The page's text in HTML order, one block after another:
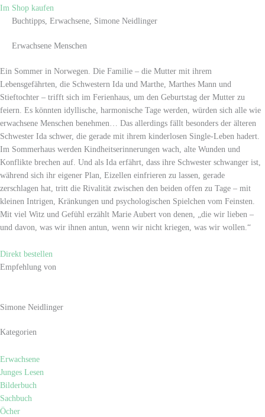
Im Shop kaufen
Buchtipps, Erwachsene, Simone Neidlinger
Erwachsene Menschen
Ein Sommer in Norwegen. Die Familie – die Mutter mit ihrem
Lebensgefährten, die Schwestern Ida und Marthe, Marthes Mann und
Stieftochter – trifft sich im Ferienhaus, um den Geburtstag der Mutter zu
feiern. Es könnten idyllische, harmonische Tage werden, würden sich alle wie
erwachsene Menschen benehmen… Das allerdings fällt besonders der älteren
Schwester Ida schwer, die gerade mit ihrem kinderlosen Single-Leben hadert.
Im Sommerhaus werden Kindheitserinnerungen wach, alte Wunden und
Konflikte brechen auf. Und als Ida erfährt, dass ihre Schwester schwanger ist,
während sich ihr eigener Plan, Eizellen einfrieren zu lassen, gerade
zerschlagen hat, tritt die Rivalität zwischen den beiden offen zu Tage – mit
kleinen Intrigen, Kränkungen und psychologischen Spielchen vom Feinsten.
Mit viel Witz und Gefühl erzählt Marie Aubert von denen, „die wir lieben –
und davon, was wir ihnen antun, wenn wir nicht kriegen, was wir wollen.“
Direkt bestellen
Empfehlung von
Simone Neidlinger
Kategorien
Erwachsene
Junges Lesen
Bilderbuch
Sachbuch
Öcher